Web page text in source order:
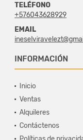
TELÉFONO
+576043628929
EMAIL
INFORMACIÓN
Inicio
Ventas
Alquileres
Contáctenos